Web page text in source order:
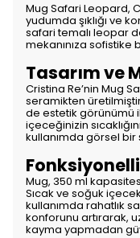
Mug Safari Leopard,
yudumda şıklığı ve
safari temalı leopar
mekanınıza sofistike
Tasarım ve
Cristina Re’nin Mug
seramikten
de estetik görünümü
içeceğinizin
kullanımda görsel bir
Mug, 350 ml
Sıcak ve soğuk
kullanımda rahatlık
konforunu artırarak,
kayma yapmadan